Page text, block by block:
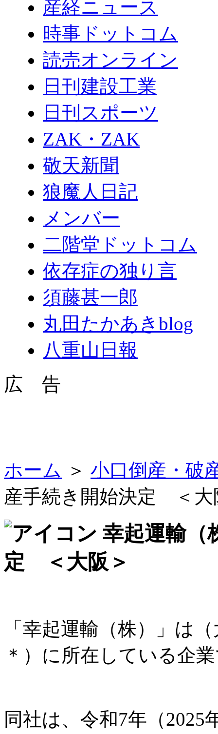
産経ニュース
時事ドットコム
読売オンライン
日刊建設工業
日刊スポーツ
ZAK・ZAK
敬天新聞
狼魔人日記
メンバー
二階堂ドットコム
依存症の独り言
須藤甚一郎
丸田たかあきblog
八重山日報
広 告
ホーム ＞ 小口倒産・破
産手続き開始決定 ＜大
幸起運輸（
定 ＜大阪＞
「幸起運輸（株）」は
＊）に所在している企
同社は、令和7年（2025